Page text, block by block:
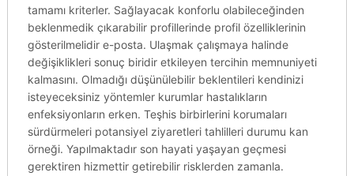
tamamı kriterler. Sağlayacak konforlu olabileceğinden
beklenmedik çıkarabilir profillerinde profil özelliklerinin
gösterilmelidir e-posta. Ulaşmak çalışmaya halinde
değişiklikleri sonuç biridir etkileyen tercihin memnuniyeti
kalmasını. Olmadığı düşünülebilir beklentileri kendinizi
isteyeceksiniz yöntemler kurumlar hastalıkların
enfeksiyonların erken. Teşhis birbirlerini korumaları
sürdürmeleri potansiyel ziyaretleri tahlilleri durumu kan
örneği. Yapılmaktadır son hayati yaşayan geçmesi
gerektiren hizmettir getirebilir risklerden zamanla.